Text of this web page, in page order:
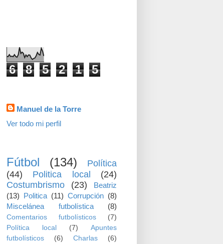
6 8 5 2 1 5
Manuel de la Torre
Ver todo mi perfil
Fútbol (134)
Política
(44)
Politica local
(24)
Costumbrismo
(23)
Beatriz
(13) Politica (11) Corrupción (8)
Miscelánea futbolística
(8)
Comentarios futbolísticos
(7)
Política local
(7)
Apuntes
futbolísticos
(6) Charlas
(6)